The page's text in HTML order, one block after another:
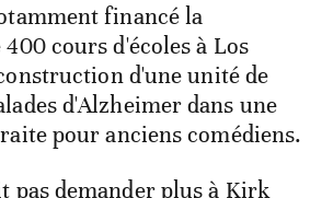
financé la
cours d'écoles à Los
d'une unité de
d'Alzheimer dans une
pour anciens comédiens.
pas demander plus à Kirk